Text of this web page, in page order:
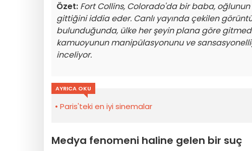
Özet: Fort Collins, Colorado'da bir baba,
gittiğini iddia eder. Canlı yayında çekilen
bulunduğunda, ülke her şeyin plana göre
kamuoyunun manipülasyonunu ve
inceliyor.
AYRICA OKU
Paris'teki en iyi sinemalar
Medya fenomeni haline gelen bir suç